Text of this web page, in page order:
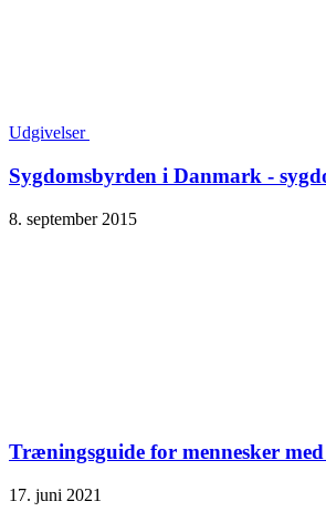
Udgivelser
Sygdomsbyrden i Danmark -
8. september 2015
Træningsguide for mennesker med
17. juni 2021